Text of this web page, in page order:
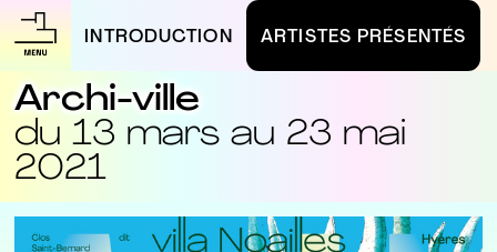
Archi-ville
du 13 mars au 23 mai
2021
INTRODUCTION ARTISTES PRÉSENTÉS